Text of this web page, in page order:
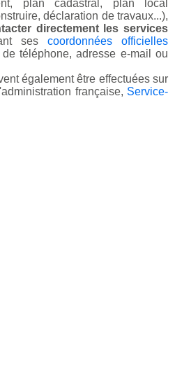
plan cadastral, plan local
déclaration de travaux...),
directement les services
ses coordonnées officielles
téléphone, adresse e-mail ou
également être effectuées sur
française, Service-